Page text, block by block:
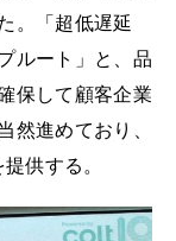
。「超低遅延
ルート」と、品
保して顧客企業
然進めており、
供する。